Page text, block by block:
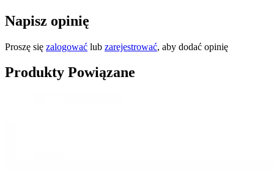
Napisz opinię
Proszę się zalogować lub zarejestrować, aby dodać opinię
Produkty Powiązane